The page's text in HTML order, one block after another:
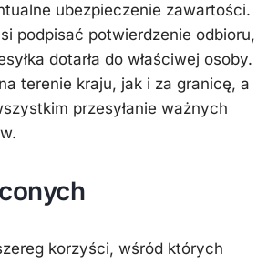
ubezpieczenie zawartości.
podpisać potwierdzenie odbioru,
dotarła do właściwej osoby.
terenie kraju, jak i za granicę, a
przesyłanie ważnych
korzyści, wśród których